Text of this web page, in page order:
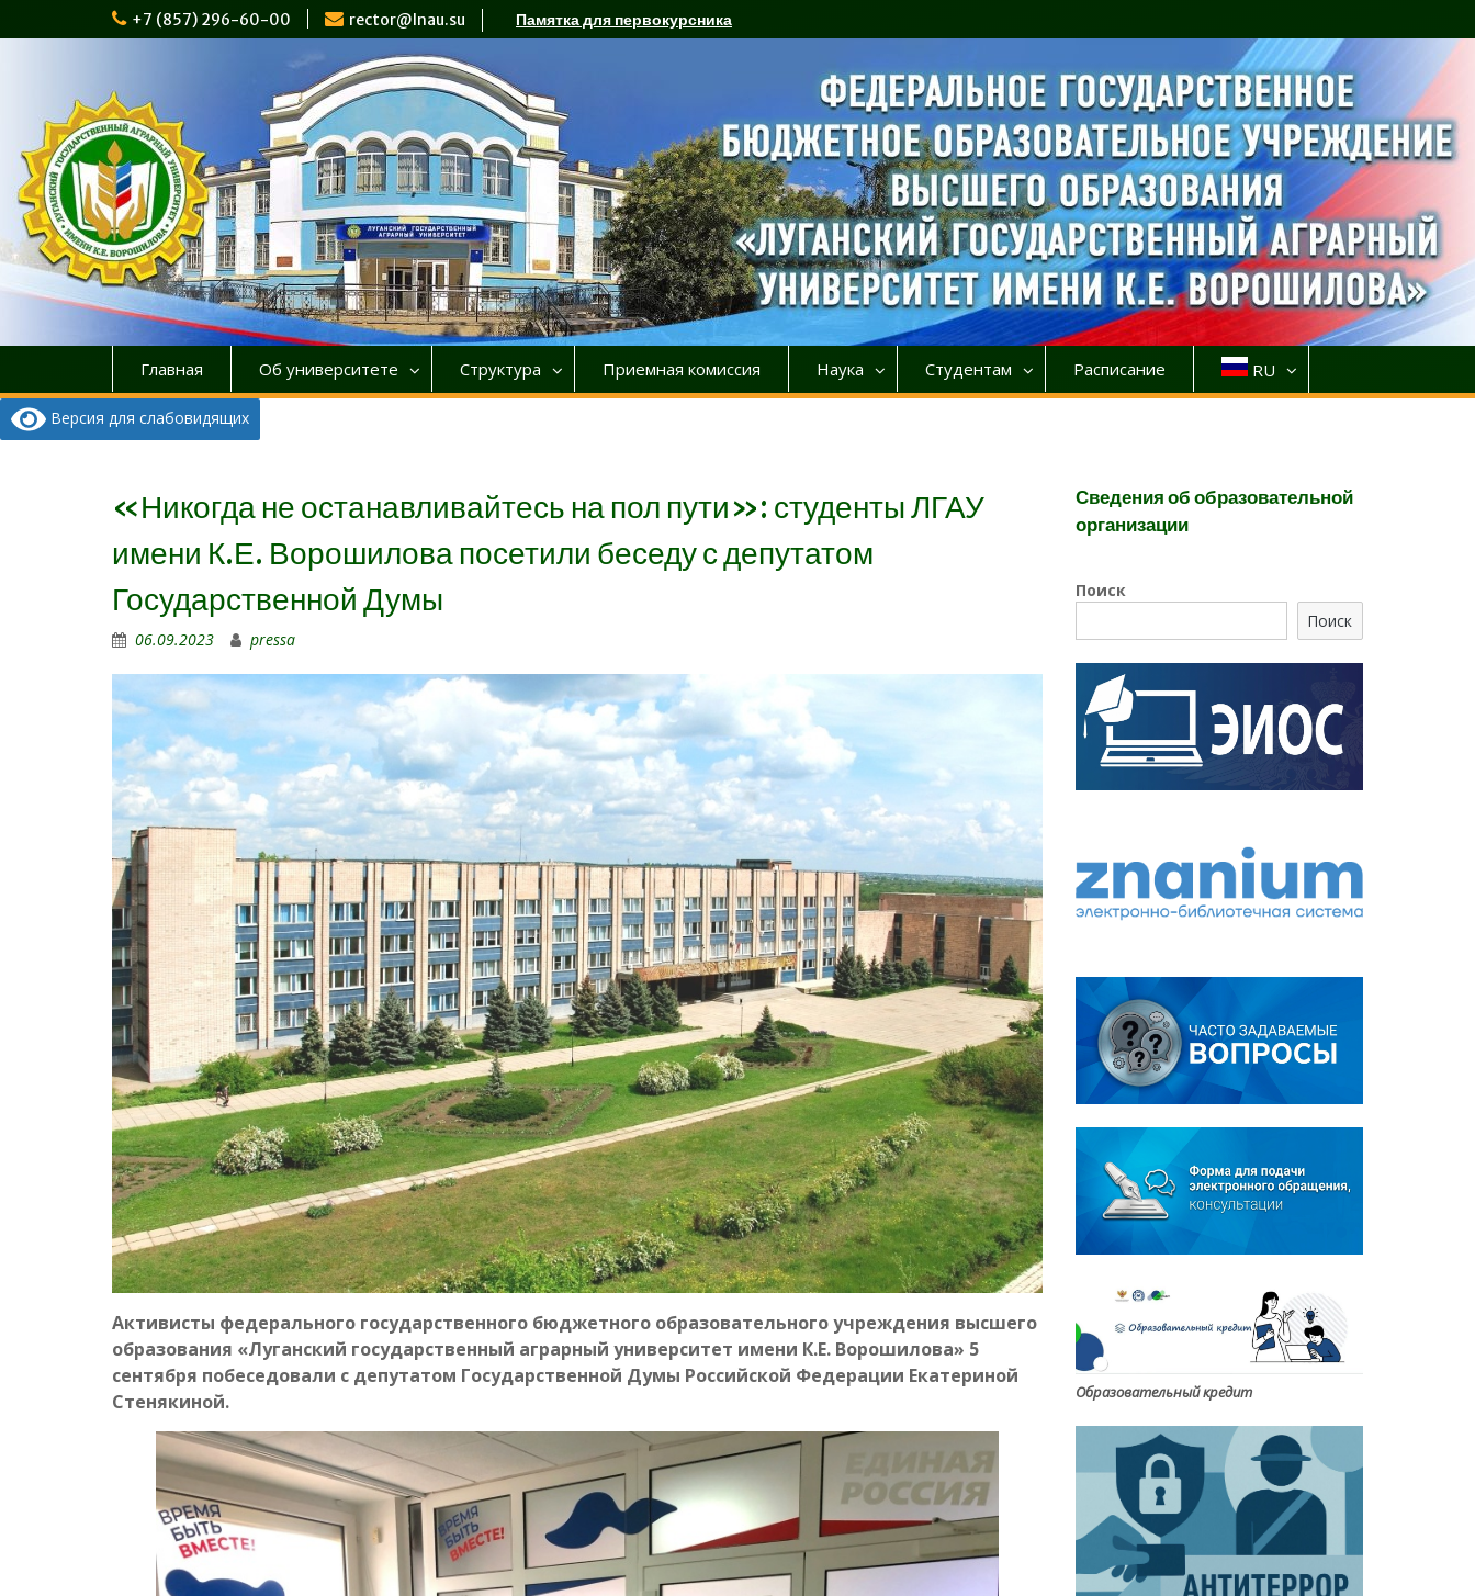
к
+7 (857) 296-60-00 rector@lnau.su Памятка для первокурсника
Главная Об университете Структура Приемная комиссия Наука Студентам Расписание RU
Версия для слабовидящих
«Никогда не останавливайтесь на пол пути»: студенты ЛГАУ
имени К.Е. Ворошилова посетили беседу с депутатом
Государственной Думы
06.09.2023 pressa
Активисты федерального государственного бюджетного образовательного учреждения высшего
образования «Луганский государственный аграрный университет имени К.Е. Ворошилова» 5
сентября побеседовали с депутатом Государственной Думы Российской Федерации Екатериной
Стенякиной.
Сведения об образовательной
организации
Поиск
Поиск
Образовательный кредит